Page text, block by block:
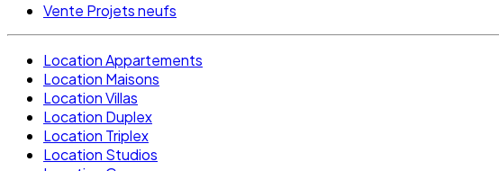
Vente Projets neufs
Location Appartements
Location Maisons
Location Villas
Location Duplex
Location Triplex
Location Studios